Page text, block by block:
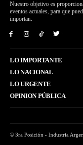
Nuestro objetivo es
eventos actuales, para que
importan.
LO IMPORTANTE
LO NACIONAL
LO URGENTE
OPINION PÚBLICA
© 3ra Posición - Industria